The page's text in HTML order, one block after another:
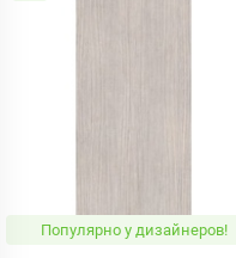
Популярно у дизайнеров!